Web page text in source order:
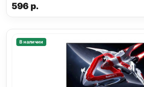
596р.
В наличии